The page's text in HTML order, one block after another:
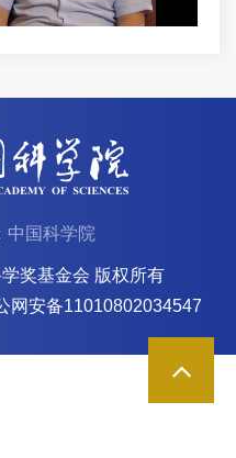
中国科学院
奖基金会 版权所有
网安备11010802034547